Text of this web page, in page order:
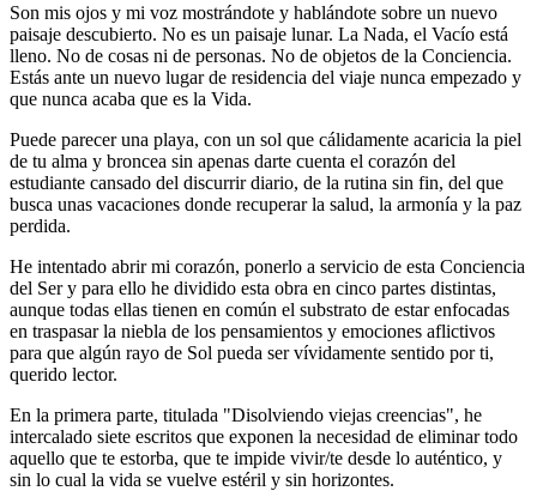
Son mis ojos y mi voz mostrándote y hablándote sobre un nuevo
paisaje descubierto. No es un paisaje lunar. La Nada, el Vacío está
lleno. No de cosas ni de personas. No de objetos de la Conciencia.
Estás ante un nuevo lugar de residencia del viaje nunca empezado y
que nunca acaba que es la Vida.
Puede parecer una playa, con un sol que cálidamente acaricia la piel
de tu alma y broncea sin apenas darte cuenta el corazón del
estudiante cansado del discurrir diario, de la rutina sin fin, del que
busca unas vacaciones donde recuperar la salud, la armonía y la paz
perdida.
He intentado abrir mi corazón, ponerlo a servicio de esta Conciencia
del Ser y para ello he dividido esta obra en cinco partes distintas,
aunque todas ellas tienen en común el substrato de estar enfocadas
en traspasar la niebla de los pensamientos y emociones aflictivos
para que algún rayo de Sol pueda ser vívidamente sentido por ti,
querido lector.
En la primera parte, titulada "Disolviendo viejas creencias", he
intercalado siete escritos que exponen la necesidad de eliminar todo
aquello que te estorba, que te impide vivir/te desde lo auténtico, y
sin lo cual la vida se vuelve estéril y sin horizontes.